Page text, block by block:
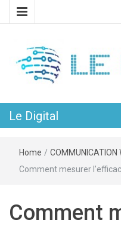
Le Digital
Home / COMMUNICATION
Comment mesurer
Comment